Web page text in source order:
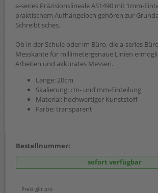
a-series Präzisionslineale AS1490 mit 1mm-
praktischem Aufhängeloch gehören zur
Schreibtisches.
Ob in der Schule oder im Büro, die a-series
Messkante für millimetergenaue Linien
Arbeiten und akkurates Messen.
Länge: 20cm
Skalierung: cm- und mm-Einteilung
Material: hochwertiger Kunststoff
Farbe: transparent
Bestellnummer:
sofort verfügbar
Preis gilt pro